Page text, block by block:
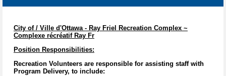
City of / Ville d'Ottawa - Ray Friel Recreation Complex ~
Complexe récréatif Ray Fr
Position Responsibilities:
Recreation Volunteers are responsible for assisting staff with
Program Delivery, to include: